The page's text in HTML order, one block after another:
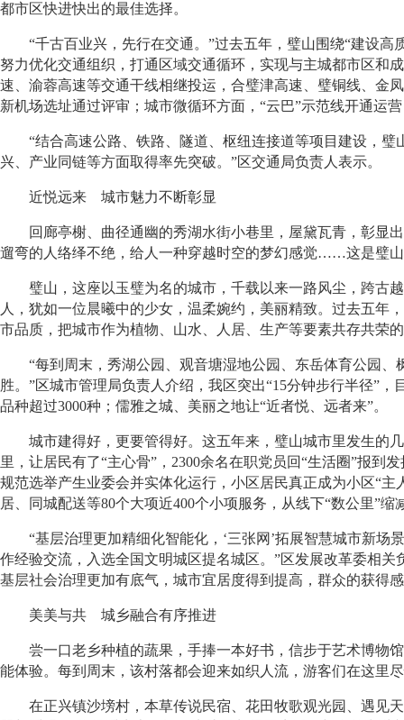
都市区快进快出的最佳选择。
“千古百业兴，先行在交通。”过去五年，璧山围绕“建设高
努力优化交通组织，打通区域交通循环，实现与主城都市区和
速、渝蓉高速等交通干线相继投运，合璧津高速、璧铜线、金
新机场选址通过评审；城市微循环方面，“云巴”示范线开通运
“结合高速公路、铁路、隧道、枢纽连接道等项目建设，璧
兴、产业同链等方面取得率先突破。”区交通局负责人表示。
近悦远来 城市魅力不断彰显
回廊亭榭、曲径通幽的秀湖水街小巷里，屋黛瓦青，彰显出
遛弯的人络绎不绝，给人一种穿越时空的梦幻感觉……这是璧
璧山，这座以玉璧为名的城市，千载以来一路风尘，跨古越
人，犹如一位晨曦中的少女，温柔婉约，美丽精致。过去五年
市品质，把城市作为植物、山水、人居、生产等要素共存共荣
“每到周末，秀湖公园、观音塘湿地公园、东岳体育公园、
胜。”区城市管理局负责人介绍，我区突出“15分钟步行半径”
品种超过3000种；儒雅之城、美丽之地让“近者悦、远者来”。
城市建得好，更要管得好。这五年来，璧山城市里发生的几
里，让居民有了“主心骨”，2300余名在职党员回“生活圈”报到
规范选举产生业委会并实体化运行，小区居民真正成为小区“
居、同城配送等80个大项近400个小项服务，从线下“数公里”
“基层治理更加精细化智能化，‘三张网’拓展智慧城市新场
作经验交流，入选全国文明城区提名城区。”区发展改革委相
基层社会治理更加有底气，城市宜居度得到提高，群众的获得
美美与共 城乡融合有序推进
尝一口老乡种植的蔬果，手捧一本好书，信步于艺术博物
能体验。每到周末，该村落都会迎来如织人流，游客们在这里
在正兴镇沙塝村，本草传说民宿、花田牧歌观光园、遇见天